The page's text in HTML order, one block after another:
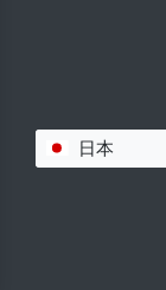
日本